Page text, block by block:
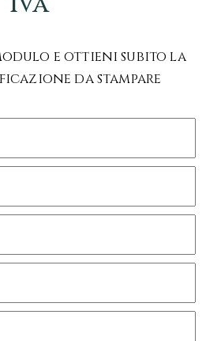
e ottieni subito la
da stampare